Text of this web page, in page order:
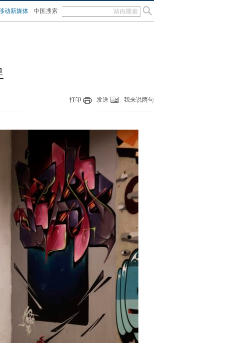
动新媒体 中国搜索
打印 发送 我来说两句